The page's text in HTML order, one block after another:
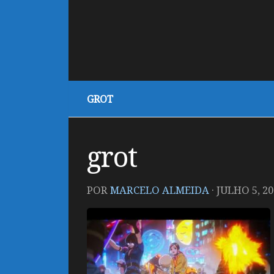
GROT
grot
PORMARCELO ALMEIDA · JULHO 5,